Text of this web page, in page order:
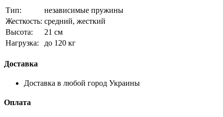
Тип:
независимые пружины
Жесткость: средний, жесткий
Высотa:
21 см
Нагрузка:
до 120 кг
Доставка
Доставка в любой город Украины
Оплата